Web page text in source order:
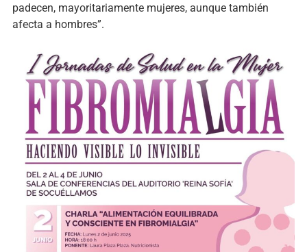
padecen, mayoritariamente mujeres, aunque también
afecta a hombres”.